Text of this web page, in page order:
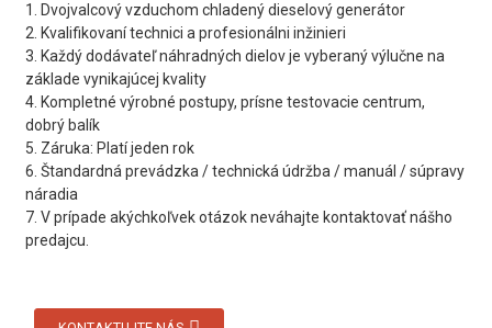
1. Dvojvalcový vzduchom chladený dieselový generátor
2. Kvalifikovaní technici a profesionálni inžinieri
3. Každý dodávateľ náhradných dielov je vyberaný výlučne na
základe vynikajúcej kvality
4. Kompletné výrobné postupy, prísne testovacie centrum,
dobrý balík
5. Záruka: Platí jeden rok
6. Štandardná prevádzka / technická údržba / manuál / súpravy
náradia
7. V prípade akýchkoľvek otázok neváhajte kontaktovať nášho
predajcu.